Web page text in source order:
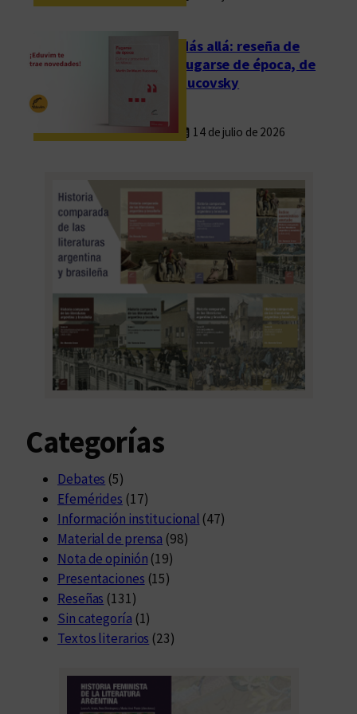
a
o
c
n
l
e
n
t
r
e
a
d
e
l
a
b
i
b
l
i
o
e
c
Más allá: reseña de
Fugarse de época, de
Rucovsky
14 de julio de 2026
Categorías
Debates (5)
Efemérides (17)
Información institucional (47)
Material de prensa (98)
Nota de opinión (19)
Presentaciones (15)
Reseñas (131)
Sin categoría (1)
Textos literarios (23)